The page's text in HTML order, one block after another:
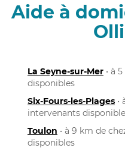
Aide à
La Seyne-sur-Mer • à
disponibles
Six-Fours-les-Plages •
intervenants
Toulon • à 9 km de
disponibles